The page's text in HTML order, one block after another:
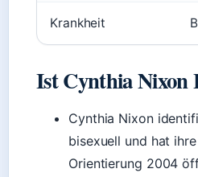
Krankheit
Ist Cynthia
Cynthia Nixon
bisexuell und hat
Orientierung 2004